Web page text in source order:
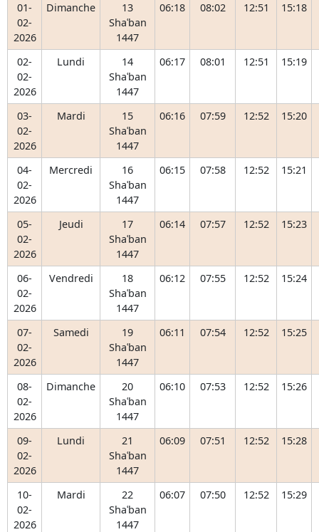
01-
02-
2026
Dimanche
13
Shaʿban
1447
06:18 08:02 12:51 15:18
02-
02-
2026
Lundi
14
Shaʿban
1447
06:17 08:01 12:51 15:19
03-
02-
2026
Mardi
15
Shaʿban
1447
06:16 07:59 12:52 15:20
04-
02-
2026
Mercredi
16
Shaʿban
1447
06:15 07:58 12:52 15:21
05-
02-
2026
Jeudi
17
Shaʿban
1447
06:14 07:57 12:52 15:23
06-
02-
2026
Vendredi
18
Shaʿban
1447
06:12 07:55 12:52 15:24
07-
02-
2026
Samedi
19
Shaʿban
1447
06:11 07:54 12:52 15:25
08-
02-
2026
Dimanche
20
Shaʿban
1447
06:10 07:53 12:52 15:26
09-
02-
2026
Lundi
21
Shaʿban
1447
06:09 07:51 12:52 15:28
10-
02-
2026
Mardi
22
Shaʿban
1447
06:07 07:50 12:52 15:29